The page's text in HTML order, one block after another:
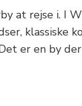
at rejse i. I
klassiske
er en by